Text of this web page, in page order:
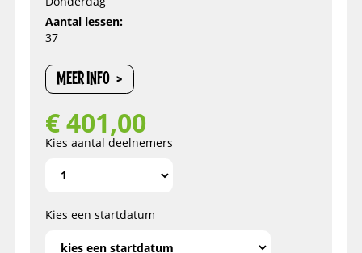
Aantal lessen:
37
MEER INFO
€401,00
Kies aantal deelnemers
Kies een startdatum